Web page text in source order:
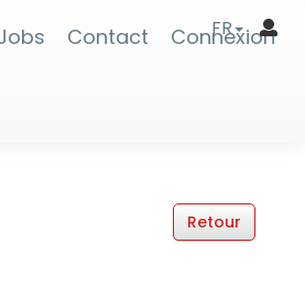
Contact Connexion
FR